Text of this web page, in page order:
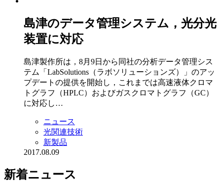
島津のデータ管理システム，光分光
装置に対応
島津製作所は，8月9日から同社の分析データ管理シス
テム「LabSolutions（ラボソリューションズ）」のアッ
プデートの提供を開始し，これまでは高速液体クロマ
トグラフ（HPLC）およびガスクロマトグラフ（GC）
に対応し…
ニュース
光関連技術
新製品
2017.08.09
新着ニュース